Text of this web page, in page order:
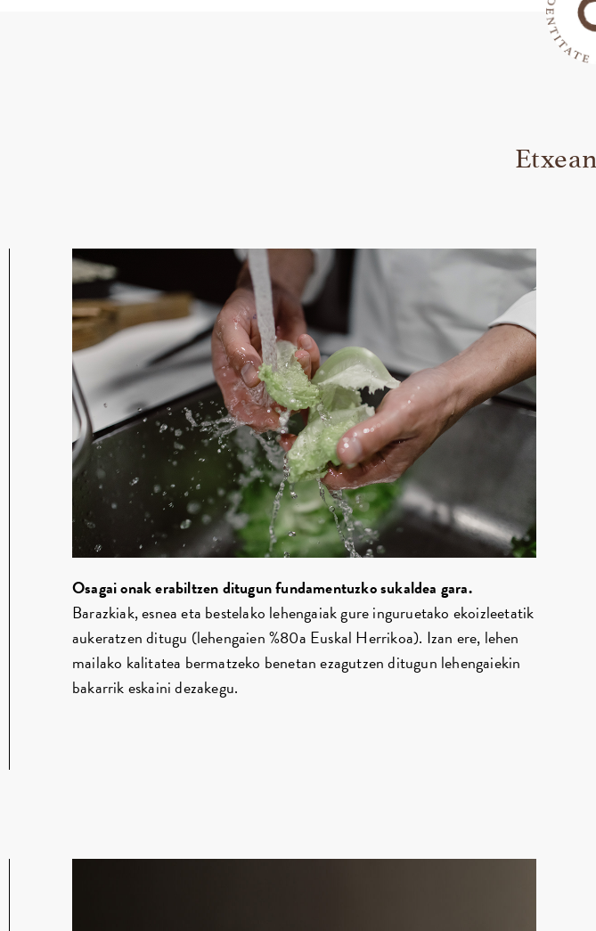
Etxean
Osagai onak erabiltzen ditugun fundamentuzko sukaldea gara.
Barazkiak, esnea eta bestelako lehengaiak gure inguruetako ekoizleetatik
aukeratzen ditugu (lehengaien %80a Euskal Herrikoa). Izan ere, lehen
mailako kalitatea bermatzeko benetan ezagutzen ditugun lehengaiekin
bakarrik eskaini dezakegu.